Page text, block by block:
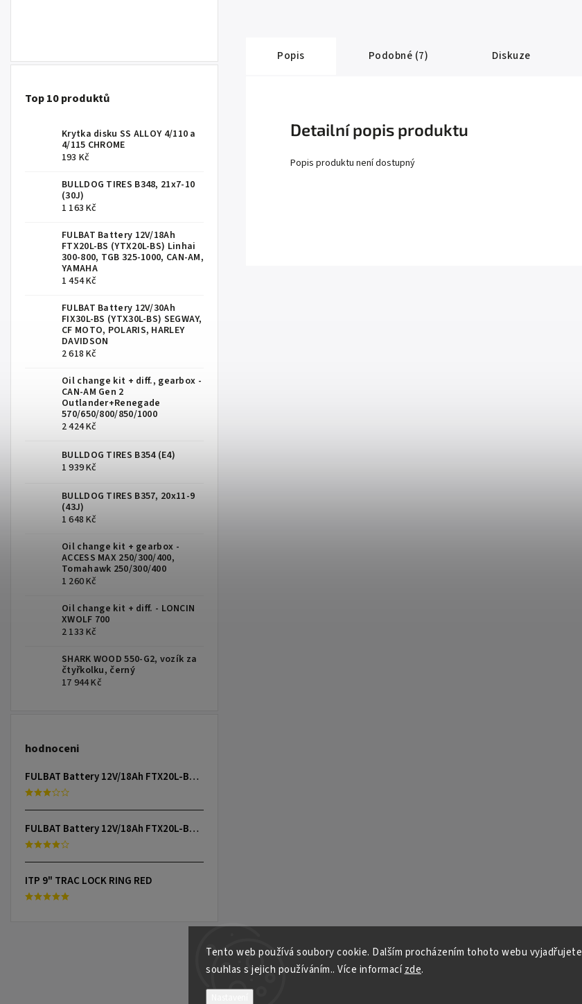
Tento web používá soubory cookie. Dalším procházením tohoto webu vyjadřujete
souhlas s jejich používáním.. Více informacízde.
Top 10 produktů
Krytka disku SS ALLOY 4/110 a
4/115 CHROME
193 Kč
BULLDOG TIRES B348, 21x7-10
(30J)
1 163 Kč
FULBAT Battery 12V/18Ah
FTX20L-BS (YTX20L-BS) Linhai
300-800, TGB 325-1000, CAN-AM,
YAMAHA
1 454 Kč
FULBAT Battery 12V/30Ah
FIX30L-BS (YTX30L-BS) SEGWAY,
CF MOTO, POLARIS, HARLEY
DAVIDSON
2 618 Kč
Oil change kit + diff., gearbox -
CAN-AM Gen 2
Outlander+Renegade
570/650/800/850/1000
2 424 Kč
BULLDOG TIRES B354 (E4)
1 939 Kč
BULLDOG TIRES B357, 20x11-9
(43J)
1 648 Kč
Oil change kit + gearbox -
ACCESS MAX 250/300/400,
Tomahawk 250/300/400
1 260 Kč
Oil change kit + diff. - LONCIN
XWOLF 700
2 133 Kč
SHARK WOOD 550-G2, vozík za
čtyřkolku, černý
17 944 Kč
hodnoceni
FULBAT Battery 12V/18Ah FTX20L-BS (YTX20L-BS) Linhai 300-800, TGB 325-1000, CAN-AM, YAMAHA
FULBAT Battery 12V/18Ah FTX20L-BS (YTX20L-BS) Linhai 300-800, TGB 325-1000, CAN-AM, YAMAHA
ITP 9" TRAC LOCK RING RED
Popis Podobné (7) Diskuze
Detailní popis produktu
Popis produktu není dostupný